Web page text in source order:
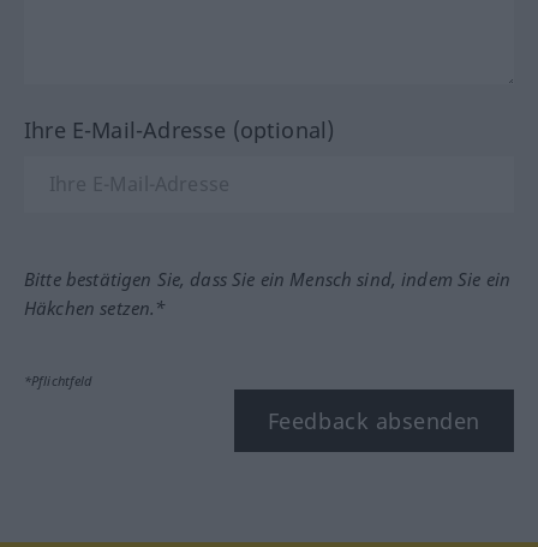
Ihre E-Mail-Adresse (optional)
Bitte bestätigen Sie, dass Sie ein Mensch sind, indem Sie ein
Häkchen setzen.*
*Pflichtfeld
Feedback absenden